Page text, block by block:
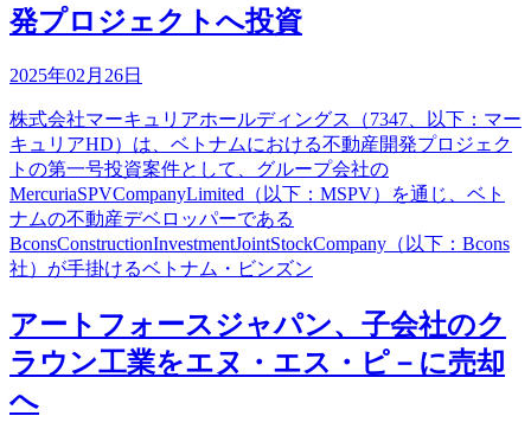
発プロジェクトへ投資
2025年02月26日
株式会社マーキュリアホールディングス（7347、以下：マー
キュリアHD）は、ベトナムにおける不動産開発プロジェク
トの第一号投資案件として、グループ会社の
MercuriaSPVCompanyLimited（以下：MSPV）を通じ、ベト
ナムの不動産デベロッパーである
BconsConstructionInvestmentJointStockCompany（以下：Bcons
社）が手掛けるベトナム・ビンズン
アートフォースジャパン、子会社のク
ラウン工業をエヌ・エス・ピ－に売却
へ